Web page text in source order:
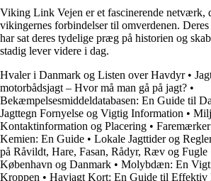
Viking Link Vejen er et fascinerende netværk,
vikingernes forbindelser til omverdenen.
har sat deres tydelige præg på historien og
stadig lever videre i dag.
Hvaler i Danmark og Listen over Havdyr•
motorbådsjagt – Hvor må man gå på jagt? •
Bekæmpelsesmiddeldatabasen: En Guide til
Jagttegn Fornyelse og Vigtig Information •
Kontaktinformation og Placering •
Kemien: En Guide • Lokale Jagttider og
på Råvildt, Hare, Fasan, Rådyr, Ræv og Fugle
København og Danmark • Molybdæn: En
Kroppen • Havjagt Kort: En Guide til Effektiv